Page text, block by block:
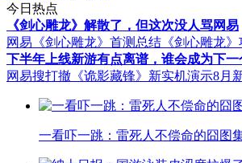
今日热点
《剑心雕龙》解散了，但这次没人骂网易
网易《剑心雕龙》首测总结 《剑心雕龙
下半年上线新游有点离谱，谁会成为下一
网易搜打撤《诡影藏锋》新实机演示8月
一看吓一跳：雷死人不偿命的囧图集